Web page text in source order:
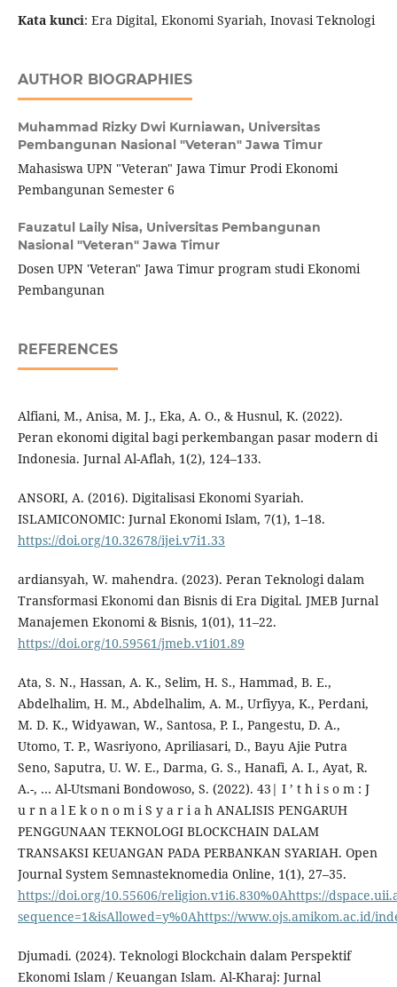
Kata kunci: Era Digital, Ekonomi Syariah, Inovasi Teknologi
AUTHOR BIOGRAPHIES
Muhammad Rizky Dwi Kurniawan, Universitas
Pembangunan Nasional "Veteran" Jawa Timur
Mahasiswa UPN "Veteran" Jawa Timur Prodi Ekonomi
Pembangunan Semester 6
Fauzatul Laily Nisa, Universitas Pembangunan
Nasional "Veteran" Jawa Timur
Dosen UPN 'Veteran" Jawa Timur program studi Ekonomi
Pembangunan
REFERENCES
Alfiani, M., Anisa, M. J., Eka, A. O., & Husnul, K. (2022).
Peran ekonomi digital bagi perkembangan pasar modern di
Indonesia. Jurnal Al-Aflah, 1(2), 124–133.
ANSORI, A. (2016). Digitalisasi Ekonomi Syariah.
ISLAMICONOMIC: Jurnal Ekonomi Islam, 7(1), 1–18.
https://doi.org/10.32678/ijei.v7i1.33
ardiansyah, W. mahendra. (2023). Peran Teknologi dalam
Transformasi Ekonomi dan Bisnis di Era Digital. JMEB Jurnal
Manajemen Ekonomi & Bisnis, 1(01), 11–22.
https://doi.org/10.59561/jmeb.v1i01.89
Ata, S. N., Hassan, A. K., Selim, H. S., Hammad, B. E.,
Abdelhalim, H. M., Abdelhalim, A. M., Urfiyya, K., Perdani,
M. D. K., Widyawan, W., Santosa, P. I., Pangestu, D. A.,
Utomo, T. P., Wasriyono, Apriliasari, D., Bayu Ajie Putra
Seno, Saputra, U. W. E., Darma, G. S., Hanafi, A. I., Ayat, R.
A.-, … Al-Utsmani Bondowoso, S. (2022). 43| I ’ t h i s o m : J
u r n a l E k o n o m i S y a r i a h ANALISIS PENGARUH
PENGGUNAAN TEKNOLOGI BLOCKCHAIN DALAM
TRANSAKSI KEUANGAN PADA PERBANKAN SYARIAH. Open
Journal System Semnasteknomedia Online, 1(1), 27–35.
https://doi.org/10.55606/religion.v1i6.830%0Ahttps://
sequence=1&isAllowed=y%0Ahttps://www.ojs.amikom.ac.id/
Djumadi. (2024). Teknologi Blockchain dalam Perspektif
Ekonomi Islam / Keuangan Islam. Al-Kharaj: Jurnal